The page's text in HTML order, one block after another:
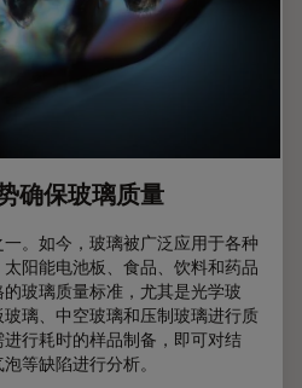
确保玻璃质量
。如今，玻璃被广泛应用于各种
阳能电池板、食品、饮料和药品
玻璃质量标准，尤其是光学玻
璃、中空玻璃和压制玻璃进行质
行耗时的样品制备，即可对结
等缺陷进行分析。